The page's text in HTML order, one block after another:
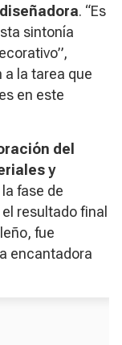
. “Es
sintonía
la tarea que
en este
del
y
fase de
resultado final
fue
encantadora